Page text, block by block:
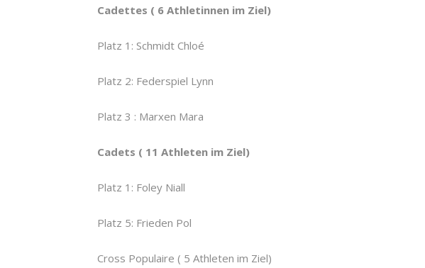
Cadettes ( 6 Athletinnen im Ziel)
Platz 1: Schmidt Chloé
Platz 2: Federspiel Lynn
Platz 3 : Marxen Mara
Cadets ( 11 Athleten im Ziel)
Platz 1: Foley Niall
Platz 5: Frieden Pol
Cross Populaire ( 5 Athleten im Ziel)